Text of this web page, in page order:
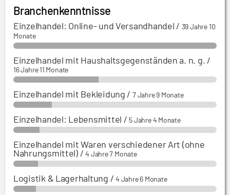
Branchenkenntnisse
Einzelhandel: Online- und Versandhandel / 39 Jahre 10
Monate
Einzelhandel mit Haushaltsgegenständen a. n. g. /
16 Jahre 11 Monate
Einzelhandel mit Bekleidung / 7 Jahre 9 Monate
Einzelhandel: Lebensmittel / 5 Jahre 4 Monate
Einzelhandel mit Waren verschiedener Art (ohne
Nahrungsmittel)/4 Jahre 7 Monate
Logistik & Lagerhaltung / 4 Jahre 6 Monate